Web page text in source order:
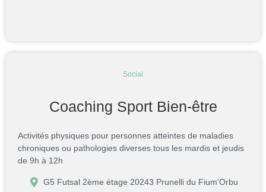
Social
Coaching Sport Bien-être
Activités physiques pour personnes atteintes de maladies
chroniques ou pathologies diverses tous les mardis et jeudis
de 9h à 12h
G5 Futsal 2ème étage 20243 Prunelli du Fium’Orbu